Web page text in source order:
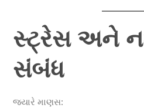
સ્ટ્રેસ અને
સંબંધ
જ્યારે માણસ: